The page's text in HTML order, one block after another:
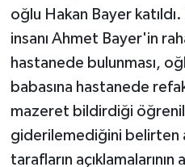
oğlu Hakan Bayer
insanı Ahmet Bayer'in
hastanede bulunması,
babasına hastanede
mazeret bildirdiği
giderilemediğini belirten
tarafların
MAGAZİN
Otomobil
POLİTİKA